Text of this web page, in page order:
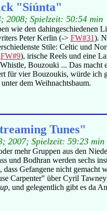
"Síúnta"
2008; Spielzeit: 50:54 min
wie den dahingeschiedenen
Peter Kerlin (-> FW#31).
Stile: Celtic und
FW#9), irische Reels und eine
Bouzouki ... Das
vier Bouzoukis, würde ich
dem Weihnachtsbaum.
Tunes"
2007; Spielzeit: 59:23 min
mehr Gruppen aus den
Bodhran werden sechs
Gefangene nicht
Carpenter" über Cyril
, und gelegentlich gibt es da